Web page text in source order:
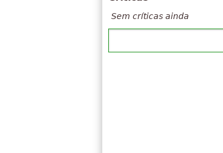
Sem críticas ainda